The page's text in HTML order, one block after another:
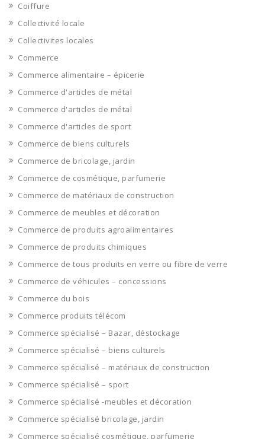
Coiffure
Collectivité locale
Collectivites locales
Commerce
Commerce alimentaire – épicerie
Commerce d'articles de métal
Commerce d'articles de métal
Commerce d'articles de sport
Commerce de biens culturels
Commerce de bricolage, jardin
Commerce de cosmétique, parfumerie
Commerce de matériaux de construction
Commerce de meubles et décoration
Commerce de produits agroalimentaires
Commerce de produits chimiques
Commerce de tous produits en verre ou fibre de verre
Commerce de véhicules – concessions
Commerce du bois
Commerce produits télécom
Commerce spécialisé – Bazar, déstockage
Commerce spécialisé – biens culturels
Commerce spécialisé – matériaux de construction
Commerce spécialisé – sport
Commerce spécialisé -meubles et décoration
Commerce spécialisé bricolage, jardin
Commerce spécialisé cosmétique, parfumerie